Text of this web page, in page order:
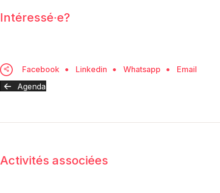
Intéressé·e?
Facebook Linkedin Whatsapp
Email
Agenda
Activités associées